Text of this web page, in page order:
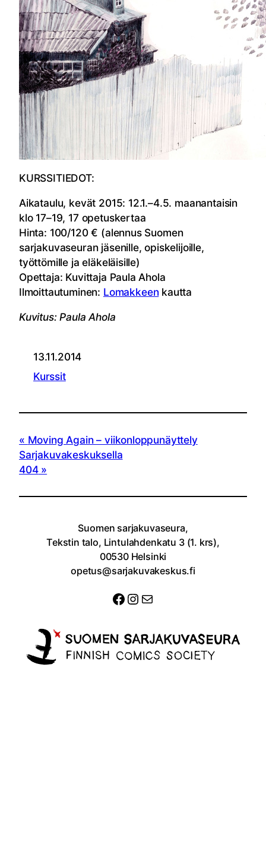
KURSSITIEDOT:
Aikataulu, kevät 2015: 12.1.–4.5. maanantaisin
klo 17–19, 17 opetuskertaa
Hinta: 100/120 € (alennus Suomen
sarjakuvaseuran jäsenille, opiskelijoille,
työttömille ja eläkeläisille)
Opettaja: Kuvittaja Paula Ahola
Ilmoittautuminen: Lomakkeenkautta
Kuvitus: Paula Ahola
13.11.2014
Kurssit
Moving Again – viikonloppunäyttely
Sarjakuvakeskuksella
404
Suomen sarjakuvaseura,
Tekstin talo, Lintulahdenkatu 3 (1. krs),
00530 Helsinki
opetus@sarjakuvakeskus.fi
Facebook
Instagram
Sähköposti